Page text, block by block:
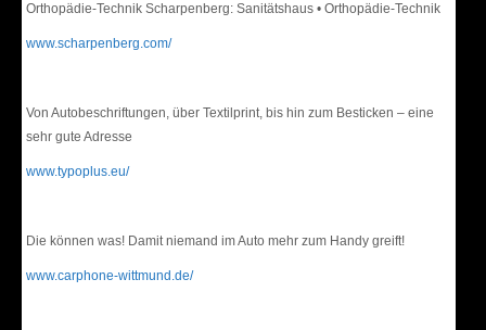
Orthopädie-Technik Scharpenberg: Sanitätshaus • Orthopädie-Technik
www.scharpenberg.com/
Von Autobeschriftungen, über Textilprint, bis hin zum Besticken – eine
sehr gute Adresse
www.typoplus.eu/
Die können was! Damit niemand im Auto mehr zum Handy greift!
www.carphone-wittmund.de/